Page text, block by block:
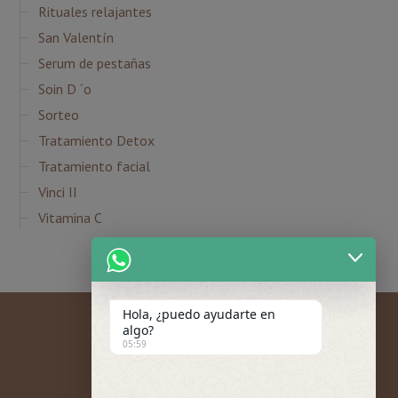
Rituales relajantes
San Valentín
Serum de pestañas
Soin D ´o
Sorteo
Tratamiento Detox
Tratamiento facial
Vinci II
Vitamina C
Hola, ¿puedo ayudarte en
algo?
05:59